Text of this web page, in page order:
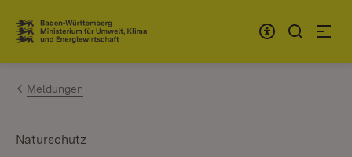
Zum Inhalt springen
Link zur Startseite
Meldungen
Naturschutz